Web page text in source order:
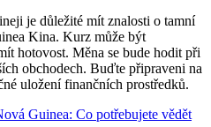
je důležité mít znalosti o tamní
Kina. Kurz může být
hotovost. Měna se bude hodit při
obchodech. Buďte připraveni na
uložení finančních prostředků.
Guinea: Co potřebujete vědět